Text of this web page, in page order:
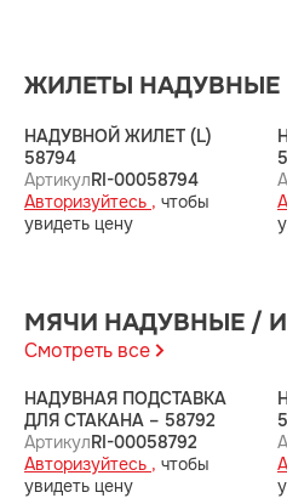
ЖИЛЕТЫ НАДУВНЫЕ
НАДУВНОЙ ЖИЛЕТ (L)
58794
АртикулRI-00058794
Авторизуйтесь , чтобы
увидеть цену
МЯЧИ НАДУВНЫЕ /
Смотреть все
НАДУВНАЯ ПОДСТАВКА
ДЛЯ СТАКАНА – 58792
АртикулRI-00058792
Авторизуйтесь , чтобы
увидеть цену